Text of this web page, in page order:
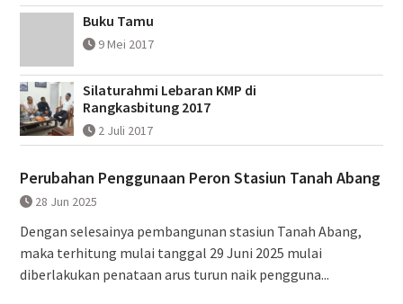
Buku Tamu
9 Mei 2017
Silaturahmi Lebaran KMP di
Rangkasbitung 2017
2 Juli 2017
Perubahan Penggunaan Peron Stasiun Tanah Abang
28 Jun 2025
Dengan selesainya pembangunan stasiun Tanah Abang,
maka terhitung mulai tanggal 29 Juni 2025 mulai
diberlakukan penataan arus turun naik pengguna...